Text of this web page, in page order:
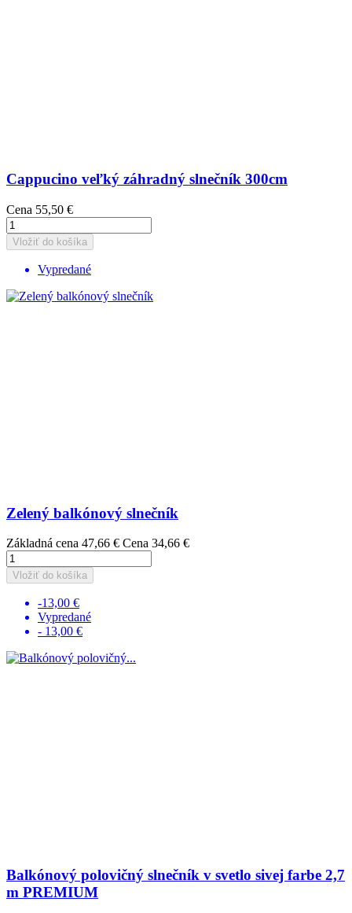
Cappucino veľký záhradný slnečník 300cm
Cena 55,50 €
Vložiť do košíka
Vypredané
Zelený balkónový slnečník
Základná cena 47,66 € Cena 34,66 €
Vložiť do košíka
-13,00 €
Vypredané
- 13,00 €
Balkónový polovičný slnečník v svetlo sivej farbe 2,7
m PREMIUM